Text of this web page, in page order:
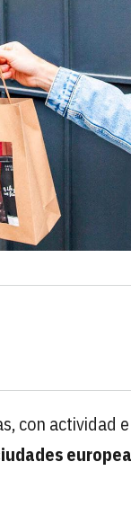
con actividad